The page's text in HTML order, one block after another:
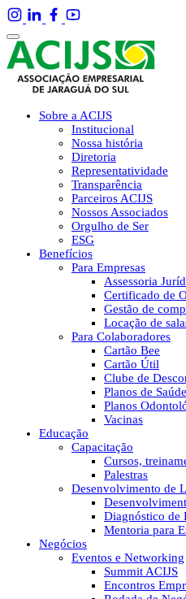
Sobre a ACIJS
Institucional
Nossa história
Diretoria
Representatividade
Transparência
Parceiros ACIJS
Nossos Associados
Orgulho de Ser
ESG
Benefícios
Para Empresas
Assessoria
Certificado de
Gestão de
Locação de
Para Colaboradores
Cartão Bee
Cartão Útil
Clube de
Planos de Saúde
Planos
Vacinas
Educação
Capacitação
Cursos,
Palestras
Desenvolvimento de
Diagnóstico de
Mentoria para
Negócios
Eventos e Networking
Summit ACIJS
Encontros